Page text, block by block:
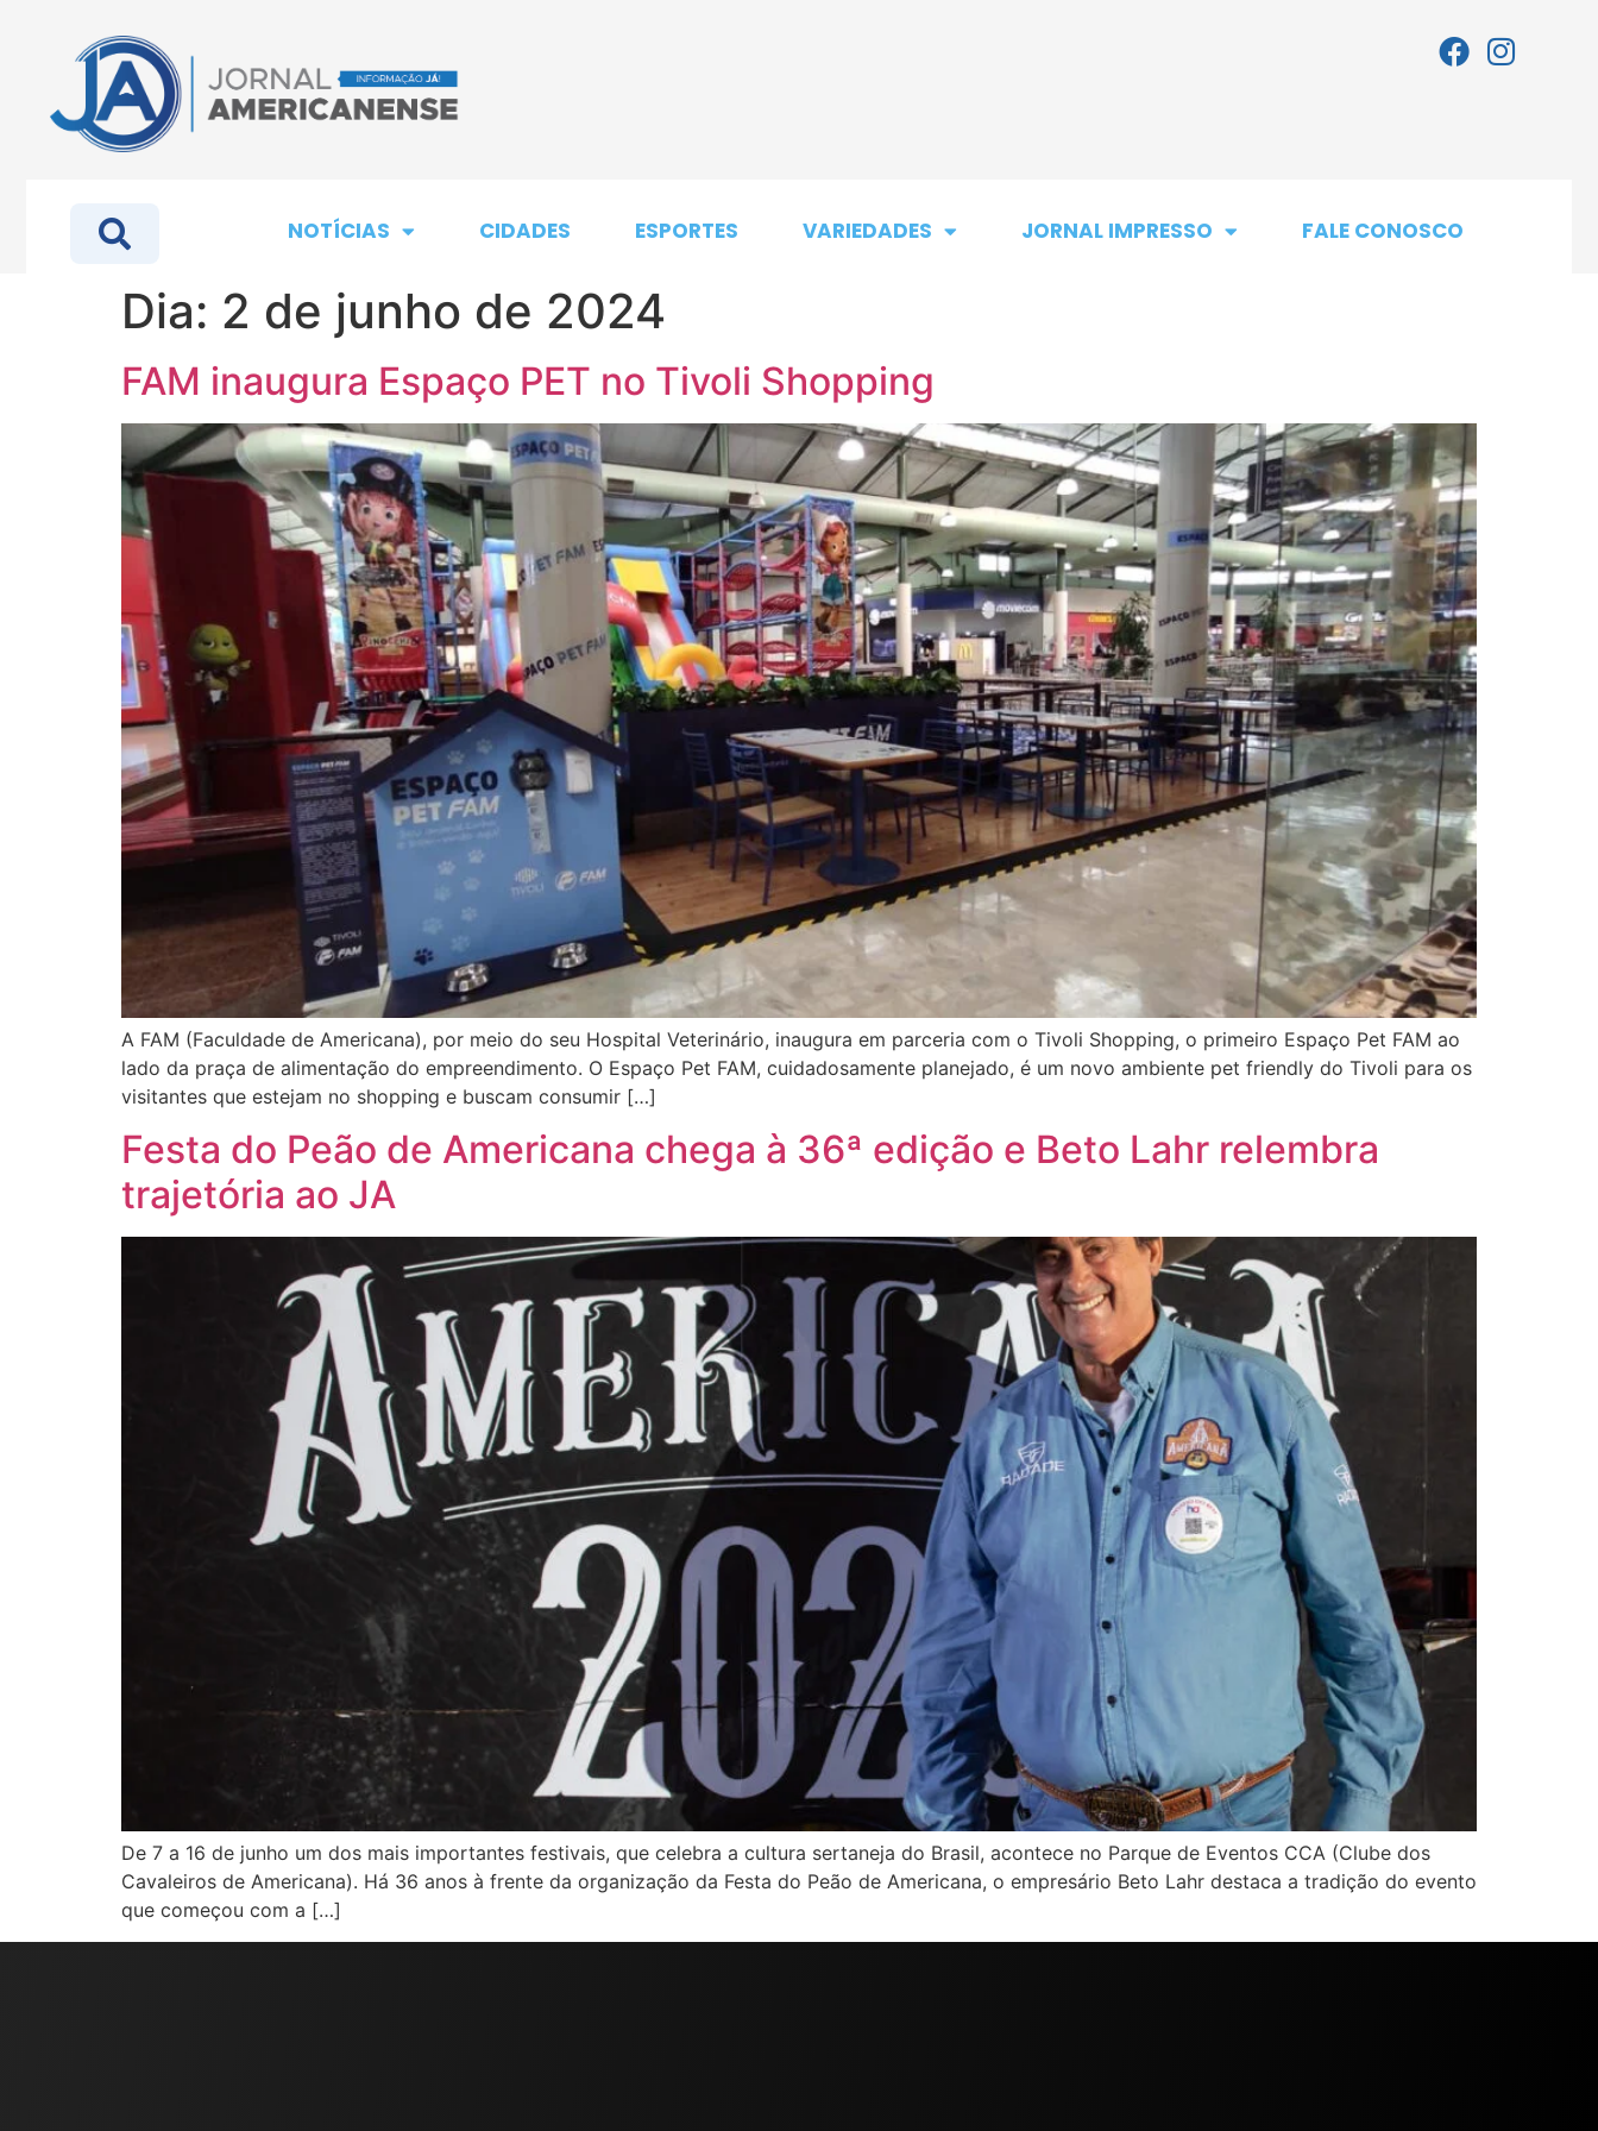
NOTÍCIAS CIDADES ESPORTES VARIEDADES JORNAL IMPRESSO FALE CONOSCO
Dia: 2 de junho de 2024
FAM inaugura Espaço PET no Tivoli Shopping
A FAM (Faculdade de Americana), por meio do seu Hospital Veterinário, inaugura em parceria com o Tivoli Shopping, o primeiro Espaço Pet FAM ao
lado da praça de alimentação do empreendimento. O Espaço Pet FAM, cuidadosamente planejado, é um novo ambiente pet friendly do Tivoli para os
visitantes que estejam no shopping e buscam consumir […]
Festa do Peão de Americana chega à 36ª edição e Beto Lahr relembra
trajetória ao JA
De 7 a 16 de junho um dos mais importantes festivais, que celebra a cultura sertaneja do Brasil, acontece no Parque de Eventos CCA (Clube dos
Cavaleiros de Americana). Há 36 anos à frente da organização da Festa do Peão de Americana, o empresário Beto Lahr destaca a tradição do evento
que começou com a […]